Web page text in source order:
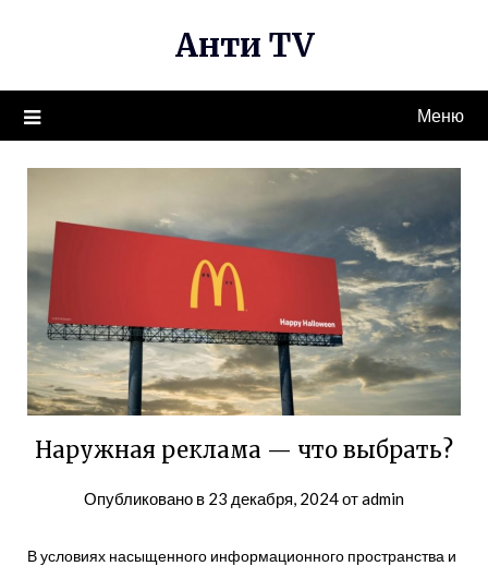
Анти TV
Меню
Наружная реклама — что выбрать?
Опубликовано в 23 декабря, 2024отadmin
В условиях насыщенного информационного пространства и